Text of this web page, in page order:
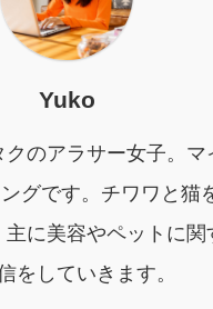
...
な
るこ
が、
リン
を解
デメ
合
Yuko
クのアラサー女子。マ
グです。チワワと猫
主に美容やペットに関
をしていきます。